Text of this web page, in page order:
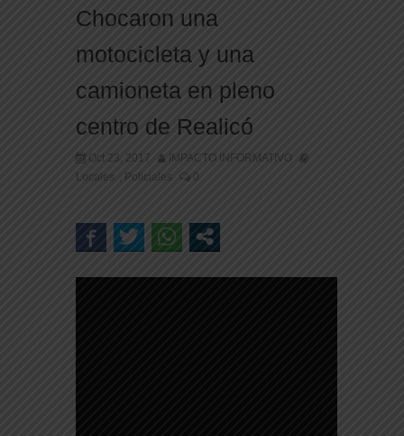
Chocaron una
motocicleta y una
camioneta en pleno
centro de Realicó
Oct 23, 2017
IMPACTO INFORMATIVO
Locales
Policiales 0